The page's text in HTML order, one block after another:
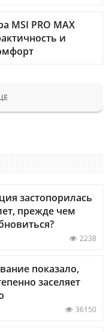
MSI PRO MAX
и
застопорилась
прежде чем
2238
показало,
заселяет
36150